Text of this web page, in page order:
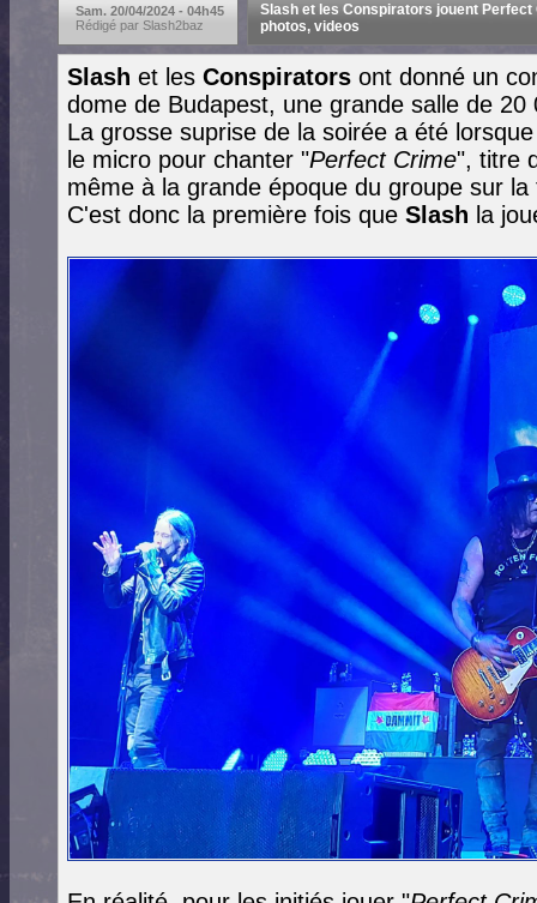
Sam. 20/04/2024 - 04h45
Rédigé par Slash2baz
Slash et les Conspirators jouent
photos, videos
Slash et les Conspirators ont donné un
dome de Budapest, une grande salle de 20
La grosse suprise de la soirée a été
le micro pour chanter "Perfect Crime", titre
même à la grande époque du groupe sur la
C'est donc la première fois que Slash la